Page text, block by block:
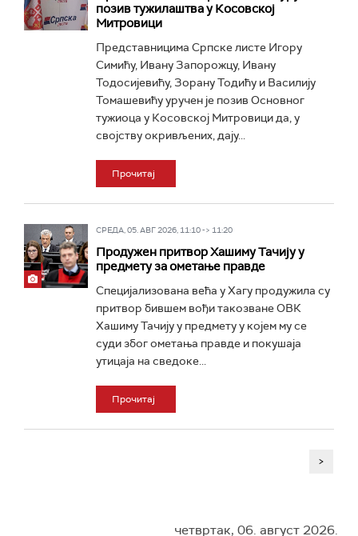
позив тужилаштва у Косовској
Митровици
Представницима Српске листе Игору
Симићу, Ивану Запорожцу, Ивану
Тодосијевићу, Зорану Тодићу и Василију
Томашевићу уручен је позив Основног
тужиоца у Косовској Митровици да, у
својству окривљених, дају...
Прочитај
СРЕДА, 05. АВГ 2026, 11:10 -> 11:20
Продужен притвор Хашиму Тачију у
предмету за ометање правде
Специјализована већа у Хагу продужила су
притвор бившем вођи такозване ОВК
Хашиму Тачију у предмету у којем му се
суди због ометања правде и покушаја
утицаја на сведоке...
Прочитај
>
четвртак, 06. август 2026.